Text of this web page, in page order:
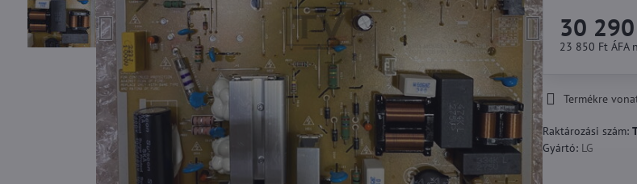
30
23 850 Ft ÁFA
Termékre
Raktározási szám:
Gyártó: LG